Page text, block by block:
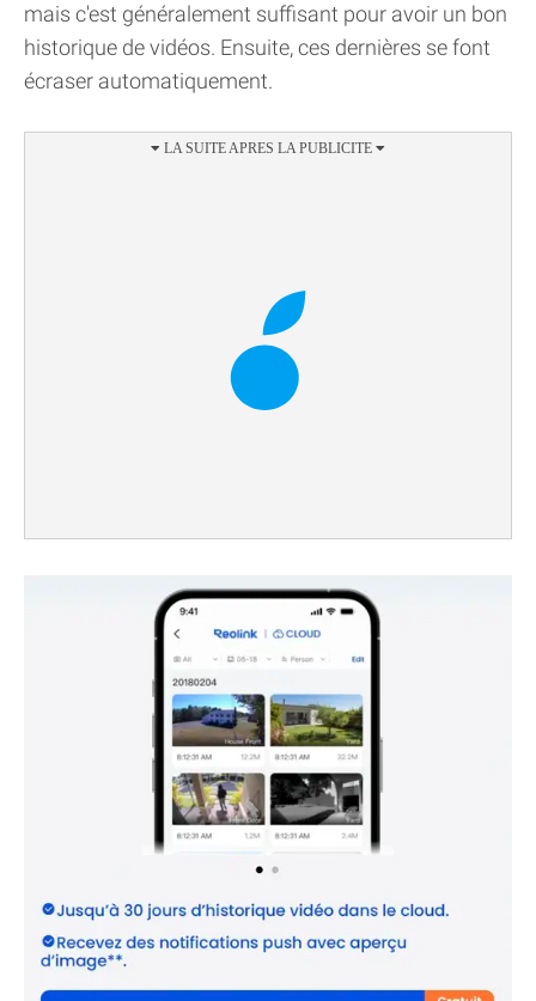
mais c'est généralement suffisant pour avoir un bon
historique de vidéos. Ensuite, ces dernières se font
écraser automatiquement.